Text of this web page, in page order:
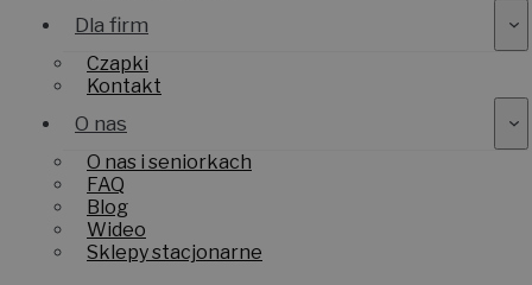
Dla firm
Czapki
Kontakt
O nas
O nas i seniorkach
FAQ
Blog
Wideo
Sklepy stacjonarne